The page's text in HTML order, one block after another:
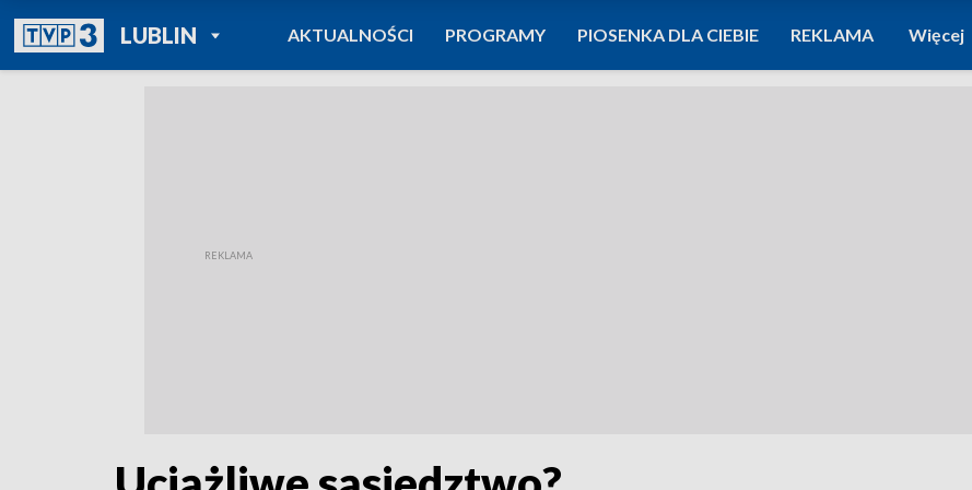
LUBLINPOWRÓT DO
TVP REGIONY
AKTUALNOŚCI PROGRAMY PIOSENKA DLA CIEBIE REKLAMA Więcej